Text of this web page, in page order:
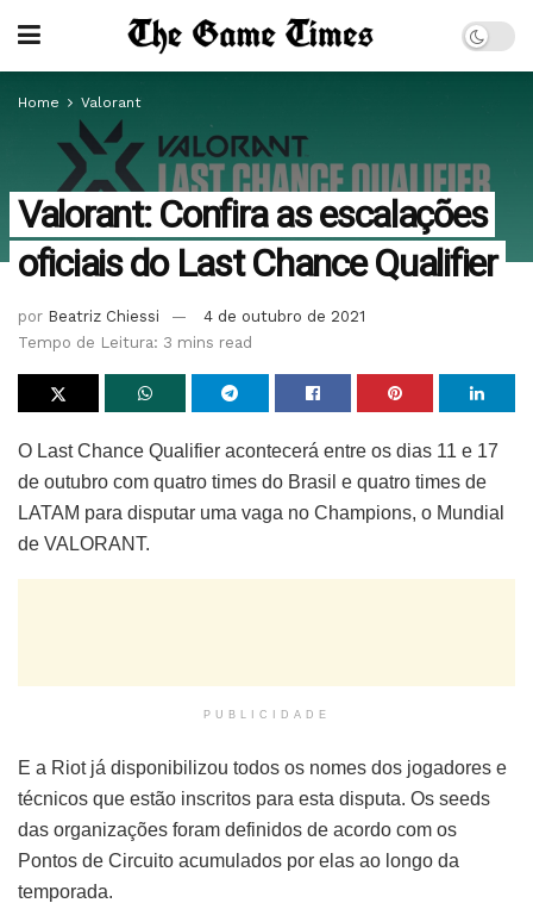
Home Valorant
Valorant: Confira as escalações
oficiais do Last Chance Qualifier
por Beatriz Chiessi
4 de outubro de 2021
Tempo de Leitura: 3 mins read
O Last Chance Qualifier acontecerá entre os dias 11 e 17
de outubro com quatro times do Brasil e quatro times de
LATAM para disputar uma vaga no Champions, o Mundial
de VALORANT.
PUBLICIDADE
E a Riot já disponibilizou todos os nomes dos jogadores e
técnicos que estão inscritos para esta disputa. Os seeds
das organizações foram definidos de acordo com os
Pontos de Circuito acumulados por elas ao longo da
temporada.